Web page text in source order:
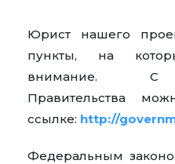
Юрист нашего
пункты, на
внимание. С
Правительства
ссылке: http://
Федеральным